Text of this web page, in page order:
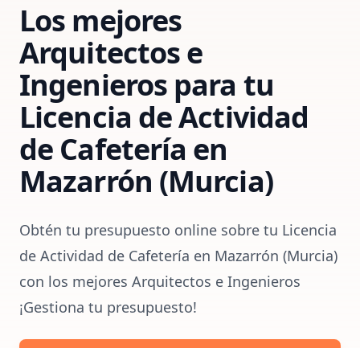
Los mejores
Arquitectos e
Ingenieros para tu
Licencia de Actividad
de Cafetería en
Mazarrón (Murcia)
Obtén tu presupuesto online sobre tu Licencia
de Actividad de Cafetería en Mazarrón (Murcia)
con los mejores Arquitectos e Ingenieros
¡Gestiona tu presupuesto!